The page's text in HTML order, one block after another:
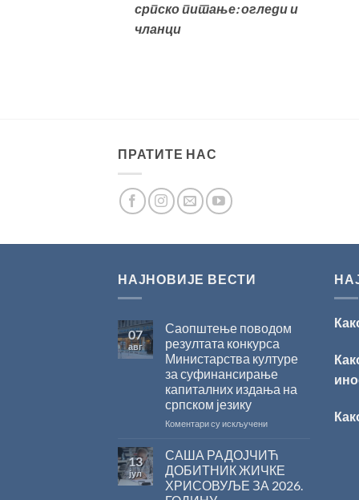
српско питање: огледи и
чланци
ПРАТИТЕ НАС
НАЈНОВИЈЕ ВЕСТИ
07
авг
Саопштење поводом
резултата конкурса
Министарства културе
за суфинансирање
капиталних издања на
српском језику
Коментари су искљученина
поводом
резултата
конкурса
Министарства
13
јул
САША РАДОЈЧИЋ
ДОБИТНИК ЖИЧКЕ
ХРИСОВУЉЕ ЗА 2026.